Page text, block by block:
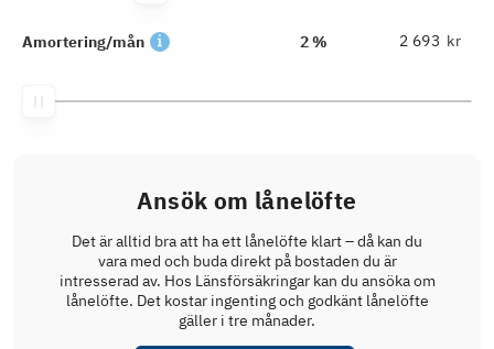
Amortering/mån 2 % kr
Ansök om lånelöfte
Det är alltid bra att ha ett lånelöfte klart – då kan du
vara med och buda direkt på bostaden du är
intresserad av. Hos Länsförsäkringar kan du ansöka om
lånelöfte. Det kostar ingenting och godkänt lånelöfte
gäller i tre månader.